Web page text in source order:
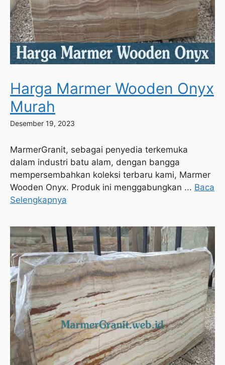
Harga Marmer Wooden Onyx
Murah
Desember 19, 2023
MarmerGranit, sebagai penyedia terkemuka
dalam industri batu alam, dengan bangga
mempersembahkan koleksi terbaru kami, Marmer
Wooden Onyx. Produk ini menggabungkan ... Baca
Selengkapnya